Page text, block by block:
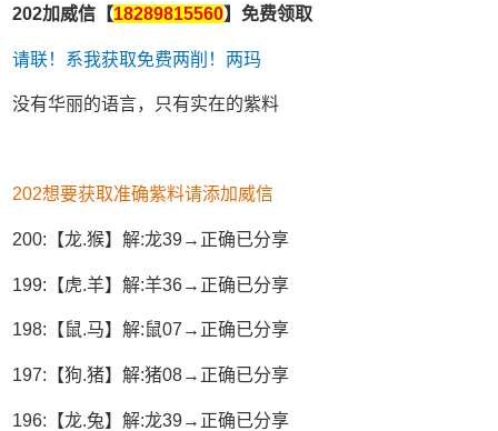
202加威信【18289815560】免费领取
请联！系我获取免费两削！两玛
没有华丽的语言，只有实在的紫料
202想要获取准确紫料请添加威信
200:【龙.猴】解:龙39→正确已分享
199:【虎.羊】解:羊36→正确已分享
198:【鼠.马】解:鼠07→正确已分享
197:【狗.猪】解:猪08→正确已分享
196:【龙.兔】解:龙39→正确已分享